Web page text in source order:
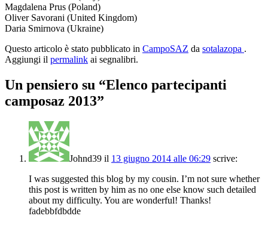
Magdalena Prus (Poland)
Oliver Savorani (United Kingdom)
Daria Smirnova (Ukraine)
Questo articolo è stato pubblicato in CampoSAZ da sotalazopa .
Aggiungi il permalink ai segnalibri.
Un pensiero su “Elenco partecipanti
camposaz 2013”
Johnd39 il 13 giugno 2014 alle 06:29 scrive:
I was suggested this blog by my cousin. I’m not sure whether
this post is written by him as no one else know such detailed
about my difficulty. You are wonderful! Thanks!
fadebbfdbdde